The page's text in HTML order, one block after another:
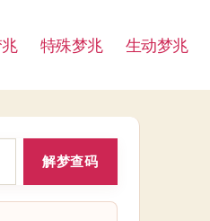
特殊梦兆 生动梦兆
解梦查码